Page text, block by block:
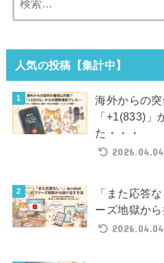
人気の投稿【集計中】
海外からの
「+1(833)」
た・・・
2026.04.04
「また応答
ーズ地獄か
2026.04.04